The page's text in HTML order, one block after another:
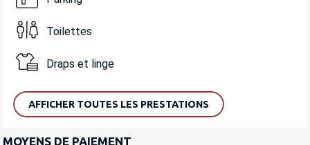
Toilettes
Draps et linge
AFFICHER TOUTES LES PRESTATIONS
MOYENS DE PAIEMENT